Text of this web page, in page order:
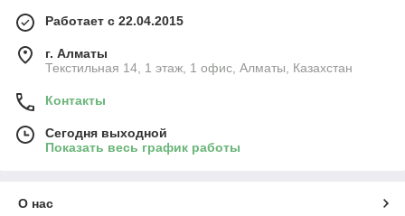
Работает с 22.04.2015
г. Алматы
Текстильная 14, 1 этаж, 1 офис, Алматы, Казахстан
Контакты
Сегодня выходной
Показать весь график работы
О нас